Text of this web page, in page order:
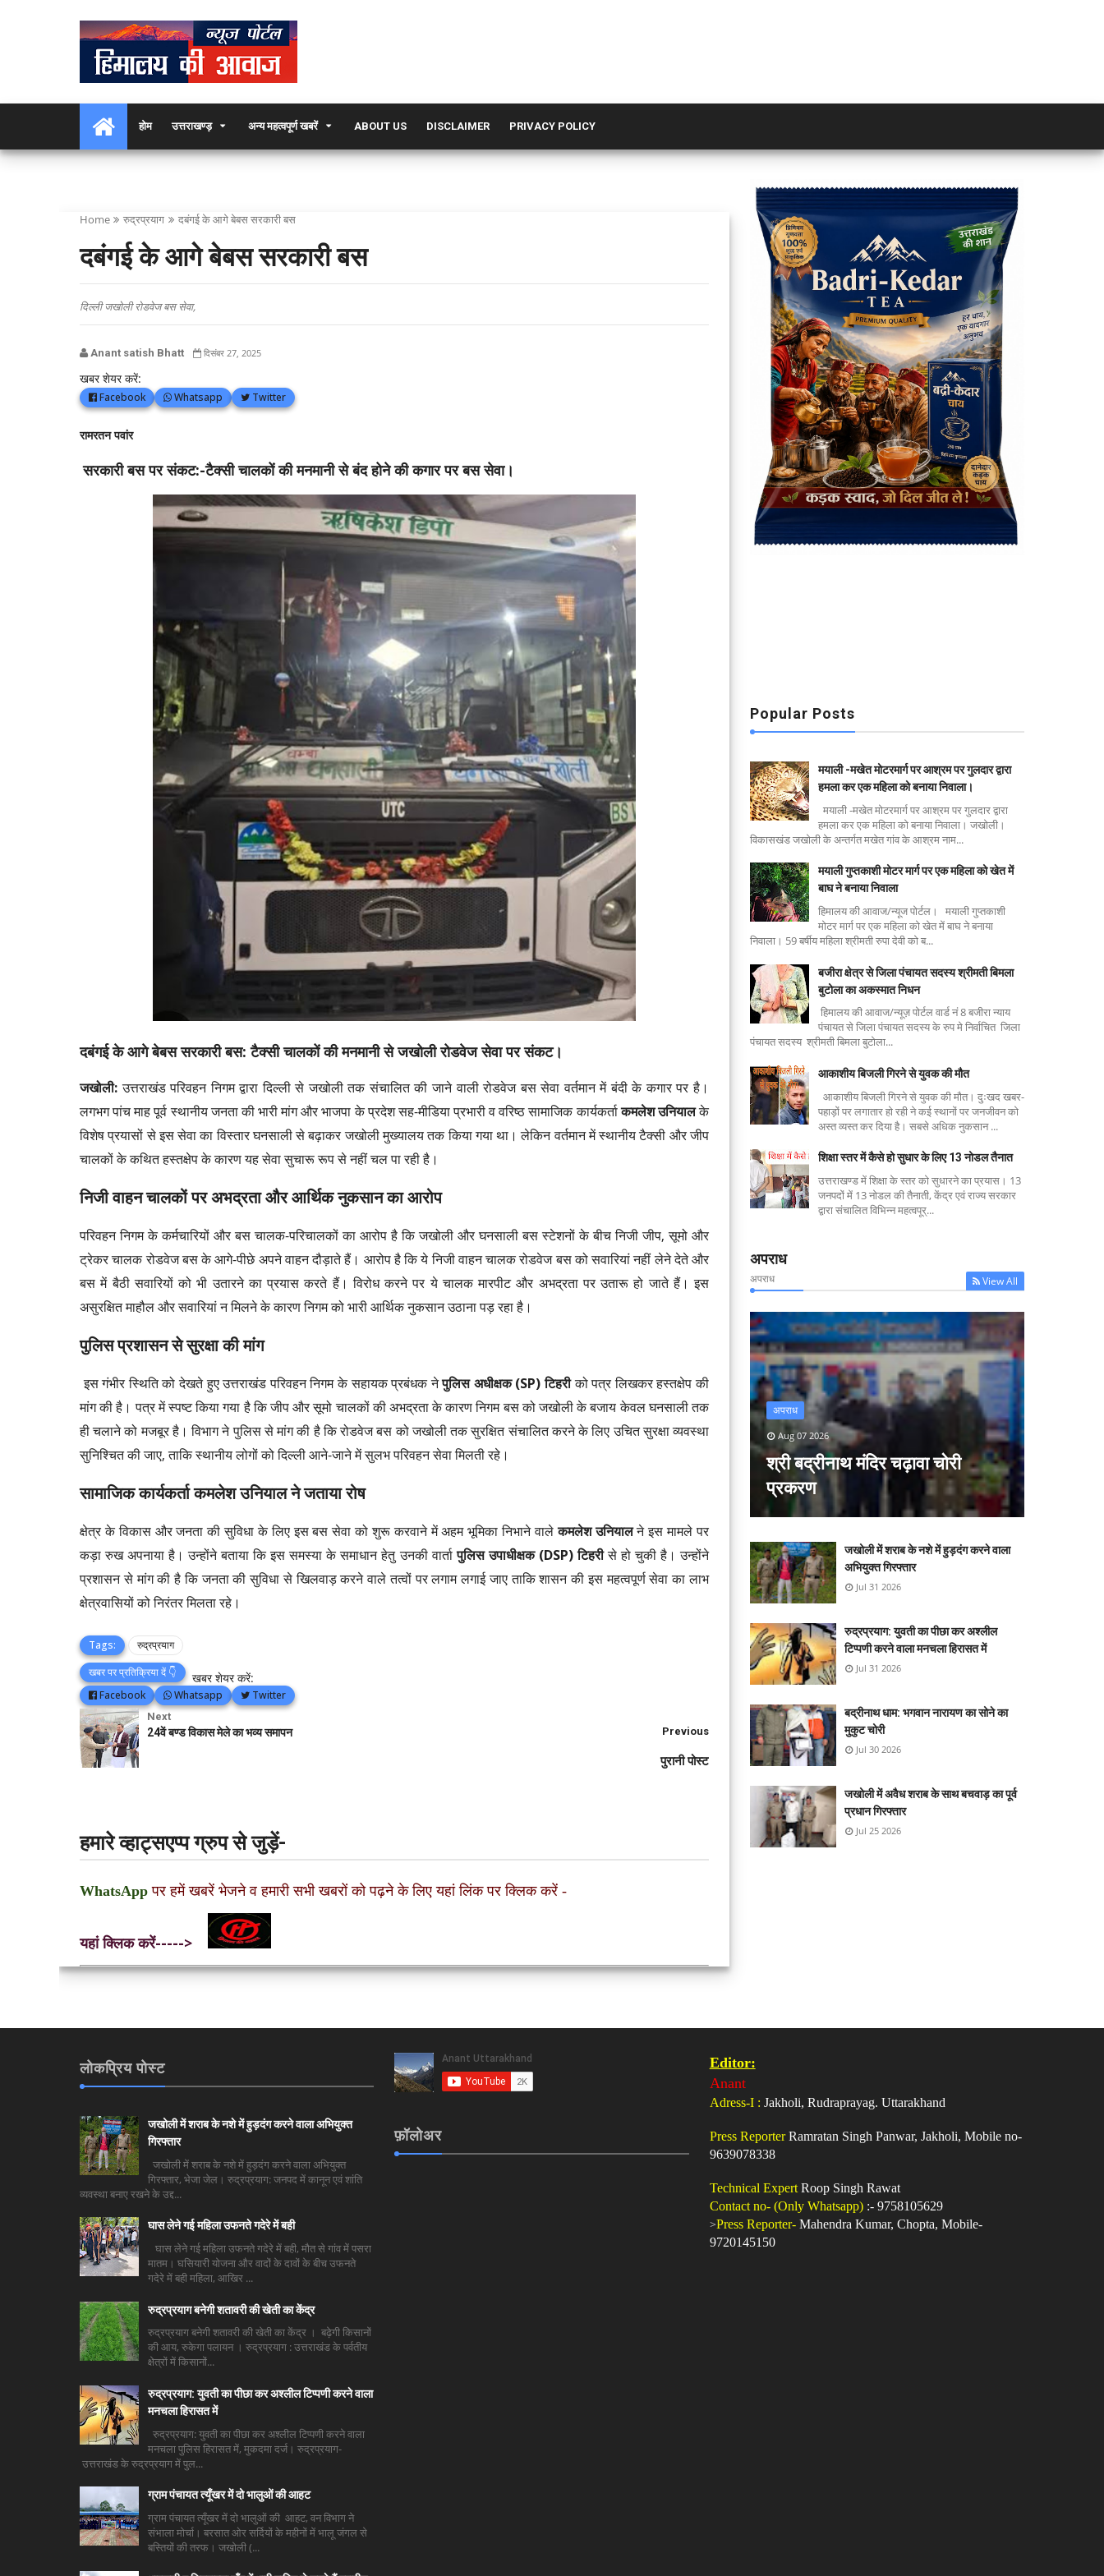
होम उत्तराखण्ड़ अन्य महत्वपूर्ण खबरें ABOUT US DISCLAIMER PRIVACY POLICY
Home रुद्रप्रयाग दबंगई के आगे बेबस सरकारी बस
दबंगई के आगे बेबस सरकारी बस
दिल्ली जखोली रोडवेज बस सेवा,
Anant satish Bhatt दिसंबर 27, 2025
खबर शेयर करें:
Facebook Whatsapp Twitter
रामरतन पवांर
सरकारी बस पर संकट:-टैक्सी चालकों की मनमानी से बंद होने की कगार पर बस सेवा।
दबंगई के आगे बेबस सरकारी बस: टैक्सी चालकों की मनमानी से जखोली रोडवेज सेवा पर संकट।
जखोली: उत्तराखंड परिवहन निगम द्वारा दिल्ली से जखोली तक संचालित की जाने वाली रोडवेज बस सेवा वर्तमान में बंदी के कगार पर है।
लगभग पांच माह पूर्व स्थानीय जनता की भारी मांग और भाजपा के प्रदेश सह-मीडिया प्रभारी व वरिष्ठ सामाजिक कार्यकर्ताकमलेश उनियालके
विशेष प्रयासों से इस सेवा का विस्तार घनसाली से बढ़ाकर जखोली मुख्यालय तक किया गया था। लेकिन वर्तमान में स्थानीय टैक्सी और जीप
चालकों के कथित हस्तक्षेप के कारण यह सेवा सुचारू रूप से नहीं चल पा रही है।
​निजी वाहन चालकों पर अभद्रता और आर्थिक नुकसान का आरोप
​परिवहन निगम के कर्मचारियों और बस चालक-परिचालकों का आरोप है कि जखोली और घनसाली बस स्टेशनों के बीच निजी जीप, सूमो और
ट्रेकर चालक रोडवेज बस के आगे-पीछे अपने वाहन दौड़ाते हैं। आरोप है कि ये निजी वाहन चालक रोडवेज बस को सवारियां नहीं लेने देते और
बस में बैठी सवारियों को भी उतारने का प्रयास करते हैं। विरोध करने पर ये चालक मारपीट और अभद्रता पर उतारू हो जाते हैं। इस
असुरक्षित माहौल और सवारियां न मिलने के कारण निगम को भारी आर्थिक नुकसान उठाना पड़ रहा है।
​पुलिस प्रशासन से सुरक्षा की मांग
​इस गंभीर स्थिति को देखते हुए उत्तराखंड परिवहन निगम के सहायक प्रबंधक नेपुलिस अधीक्षक (SP) टिहरीको पत्र लिखकर हस्तक्षेप की
मांग की है। पत्र में स्पष्ट किया गया है कि जीप और सूमो चालकों की अभद्रता के कारण निगम बस को जखोली के बजाय केवल घनसाली तक
ही चलाने को मजबूर है। विभाग ने पुलिस से मांग की है कि रोडवेज बस को जखोली तक सुरक्षित संचालित करने के लिए उचित सुरक्षा व्यवस्था
सुनिश्चित की जाए, ताकि स्थानीय लोगों को दिल्ली आने-जाने में सुलभ परिवहन सेवा मिलती रहे।
​सामाजिक कार्यकर्ता कमलेश उनियाल ने जताया रोष
​क्षेत्र के विकास और जनता की सुविधा के लिए इस बस सेवा को शुरू करवाने में अहम भूमिका निभाने वालेकमलेश उनियालने इस मामले पर
कड़ा रुख अपनाया है। उन्होंने बताया कि इस समस्या के समाधान हेतु उनकी वार्तापुलिस उपाधीक्षक (DSP) टिहरीसे हो चुकी है। उन्होंने
प्रशासन से मांग की है कि जनता की सुविधा से खिलवाड़ करने वाले तत्वों पर लगाम लगाई जाए ताकि शासन की इस महत्वपूर्ण सेवा का लाभ
क्षेत्रवासियों को निरंतर मिलता रहे।
Tags:
रुद्रप्रयाग
खबर पर प्रतिक्रिया दें 👇
खबर शेयर करें:
Facebook Whatsapp Twitter
Next
24वें बण्ड विकास मेले का भव्य समापन Previous
पुरानी पोस्ट
हमारे व्हाट्सएप्प ग्रुप से जुड़ें-
WhatsApp पर हमें खबरें भेजने व हमारी सभी खबरों को पढ़ने के लिए यहां लिंक पर क्लिक करें -
यहां क्लिक करें----->
Popular Posts
मयाली -मखेत मोटरमार्ग पर आश्रम पर गुलदार द्वारा
हमला कर एक महिला को बनाया निवाला।
मयाली -मखेत मोटरमार्ग पर आश्रम पर गुलदार द्वारा
हमला कर एक महिला को बनाया निवाला। जखोली।
विकासखंड जखोली के अन्तर्गत मखेत गांव के आश्रम नाम...
मयाली गुप्तकाशी मोटर मार्ग पर एक महिला को खेत में
बाघ ने बनाया निवाला
हिमालय की आवाज/न्यूज पोर्टल। मयाली गुप्तकाशी
मोटर मार्ग पर एक महिला को खेत में बाघ ने बनाया
निवाला। 59 बर्षीय महिला श्रीमती रुपा देवी को ब...
बजीरा क्षेत्र से जिला पंचायत सदस्य श्रीमती बिमला
बुटोला का अकस्मात निधन
हिमालय की आवाज/न्यूज़ पोर्टल वार्ड नं 8 बजीरा न्याय
पंचायत से जिला पंचायत सदस्य के रुप मे निर्वाचित जिला
पंचायत सदस्य श्रीमती बिमला बुटोला...
आकाशीय बिजली गिरने से युवक की मौत
आकाशीय बिजली गिरने से युवक की मौत। दुःखद खबर-
पहाड़ों पर लगातार हो रही ने कई स्थानों पर जनजीवन को
अस्त व्यस्त कर दिया है। सबसे अधिक नुकसान ...
शिक्षा स्तर में कैसे हो सुधार के लिए 13 नोडल तैनात
उत्तराखण्ड में शिक्षा के स्तर को सुधारने का प्रयास। 13
जनपदों में 13 नोडल की तैनाती, केंद्र एवं राज्य सरकार
द्वारा संचालित विभिन्न महत्वपूर्...
अपराध
अपराध View All
अपराध
Aug 07 2026
श्री बद्रीनाथ मंदिर चढ़ावा चोरी
प्रकरण
जखोली में शराब के नशे में हुड़दंग करने वाला
अभियुक्त गिरफ्तार
Jul 31 2026
रुद्रप्रयाग: युवती का पीछा कर अश्लील
टिप्पणी करने वाला मनचला हिरासत में
Jul 31 2026
बद्रीनाथ धाम: भगवान नारायण का सोने का
मुकुट चोरी
Jul 30 2026
जखोली में अवैध शराब के साथ बचवाड़ का पूर्व
प्रधान गिरफ्तार
Jul 25 2026
लोकप्रिय पोस्ट
जखोली में शराब के नशे में हुड़दंग करने वाला अभियुक्त
गिरफ्तार
जखोली में शराब के नशे में हुड़दंग करने वाला अभियुक्त
गिरफ्तार, भेजा जेल। रुद्रप्रयाग: जनपद में कानून एवं शांति
व्यवस्था बनाए रखने के उद्द...
घास लेने गई महिला उफनते गदेरे में बही
घास लेने गई महिला उफनते गदेरे में बही, मौत से गांव में पसरा
मातम। घसियारी योजना और वादों के दावों के बीच उफनते
गदेरे में बही महिला, आखिर ...
रुद्रप्रयाग बनेगी शतावरी की खेती का केंद्र
रुद्रप्रयाग बनेगी शतावरी की खेती का केंद्र । बढ़ेगी किसानों
की आय, रुकेगा पलायन । रुद्रप्रयाग : उत्तराखंड के पर्वतीय
क्षेत्रों में किसानों...
रुद्रप्रयाग: युवती का पीछा कर अश्लील टिप्पणी करने वाला
मनचला हिरासत में
रुद्रप्रयाग: युवती का पीछा कर अश्लील टिप्पणी करने वाला
मनचला पुलिस हिरासत में, मुकदमा दर्ज। रुद्रप्रयाग-
उत्तराखंड के रुद्रप्रयाग में पुल...
ग्राम पंचायत त्यूँखर में दो भालुओं की आहट
ग्राम पंचायत त्यूँखर में दो भालुओं की आहट, वन विभाग ने
संभाला मोर्चा। बरसात ओर सर्दियों के महीनों में भालू जंगल से
बस्तियों की तरफ। जखोली (...
फ़ॉलोअर
Editor:
Anant
Adress-I : Jakholi, Rudraprayag. Uttarakhand
Press ReporterRamratan Singh Panwar, Jakholi, Mobile no-
9639078338
Technical ExpertRoop Singh Rawat
Contact no- (Only Whatsapp) :- 9758105629
>Press Reporter-Mahendra Kumar, Chopta, Mobile-
9720145150